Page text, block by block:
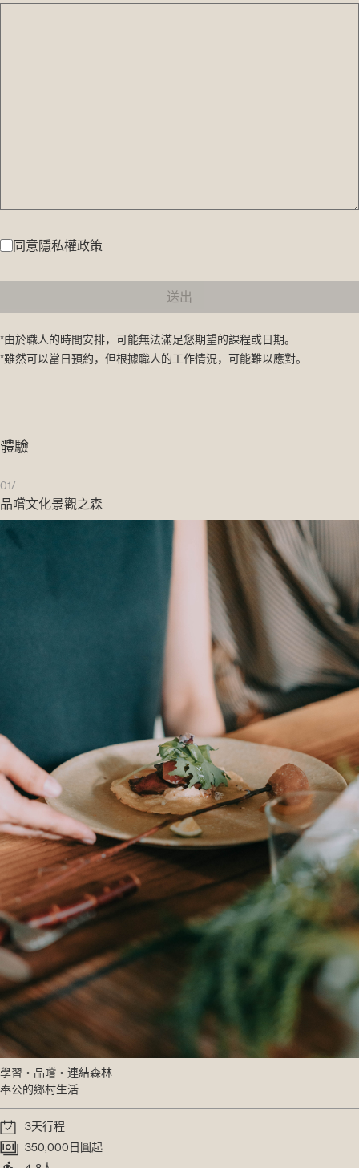
同意隱私權政策
送出
*由於職人的時間安排，可能無法滿足您期望的課程或日期。
*雖然可以當日預約，但根據職人的工作情況，可能難以應對。
體驗
01/
品嚐文化景觀之森
學習・品嚐・連結森林
奉公的鄉村生活
3天行程
350,000日圓起